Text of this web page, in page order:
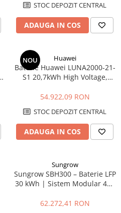
STOC DEPOZIT CENTRAL
ADAUGA IN COS
NOU Huawei
Baterie Huawei LUNA2000-21-
S1 20,7kWh High Voltage,
54.922,09 RON
STOC DEPOZIT CENTRAL
ADAUGA IN COS
Sungrow
Sungrow SBH300 – Baterie LFP
30 kWh | Sistem Modular 48V
62.272,41 RON